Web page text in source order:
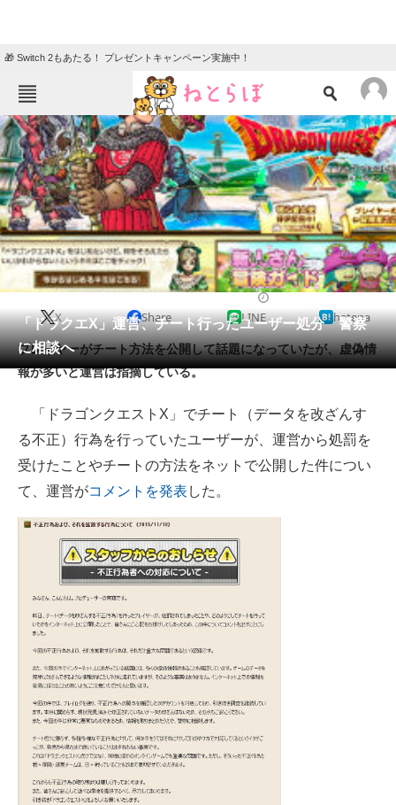
🎁 Switch 2もあたる！ プレゼントキャンペーン実施中！
ねとらぼメニュー
TOP ニュース
エンタメ クイズ
グルメ 地域
住まい 教育・育児
リサーチ
会員記事
メディア
ITの今と未来を見通す
スマホと通信の最新トレンド
好きが集まる 比べて選べる
ビジネスと働き方のヒント
AI活用のいまが分かる
経営リーダーのコミュニティ
マーケ×ITの今がよく分かる
ITエンジニア向け専門サイト
「ドラクエX」運営、チート行ったユーザー処分 警察
に相談へ
X Share LINE hatena
プレイヤーがチート方法を公開して話題になっていたが、虚偽情
報が多いと運営は指摘している。
「ドラゴンクエストX」でチート（データを改ざんす
る不正）行為を行っていたユーザーが、運営から処罰を
受けたことやチートの方法をネットで公開した件につい
て、運営がコメントを発表 した。